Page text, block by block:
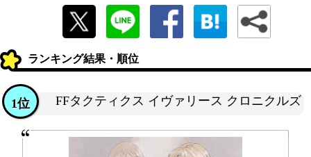
ランキング結果・順位
FFタクティクス イヴァリース クロニクルズ
1位